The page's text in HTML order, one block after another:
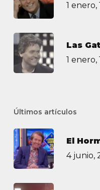
1 enero,
Las
1 enero,
Últimos artículos
El
4 junio,